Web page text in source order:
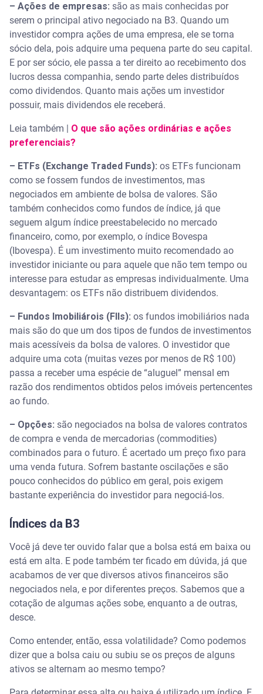
– Ações de empresas: são as mais conhecidas por
serem o principal ativo negociado na B3. Quando um
investidor compra ações de uma empresa, ele se torna
sócio dela, pois adquire uma pequena parte do seu capital.
E por ser sócio, ele passa a ter direito ao recebimento dos
lucros dessa companhia, sendo parte deles distribuídos
como dividendos. Quanto mais ações um investidor
possuir, mais dividendos ele receberá.
Leia também | O que são ações ordinárias e ações
preferenciais?
– ETFs (Exchange Traded Funds): os ETFs funcionam
como se fossem fundos de investimentos, mas
negociados em ambiente de bolsa de valores. São
também conhecidos como fundos de índice, já que
seguem algum índice preestabelecido no mercado
financeiro, como, por exemplo, o índice Bovespa
(Ibovespa). É um investimento muito recomendado ao
investidor iniciante ou para aquele que não tem tempo ou
interesse para estudar as empresas individualmente. Uma
desvantagem: os ETFs não distribuem dividendos.
– Fundos Imobiliárois (FIIs): os fundos imobiliários nada
mais são do que um dos tipos de fundos de investimentos
mais acessíveis da bolsa de valores. O investidor que
adquire uma cota (muitas vezes por menos de R$ 100)
passa a receber uma espécie de “aluguel” mensal em
razão dos rendimentos obtidos pelos imóveis pertencentes
ao fundo.
– Opções: são negociados na bolsa de valores contratos
de compra e venda de mercadorias (commodities)
combinados para o futuro. É acertado um preço fixo para
uma venda futura. Sofrem bastante oscilações e são
pouco conhecidos do público em geral, pois exigem
bastante experiência do investidor para negociá-los.
Índices da B3
Você já deve ter ouvido falar que a bolsa está em baixa ou
está em alta. E pode também ter ficado em dúvida, já que
acabamos de ver que diversos ativos financeiros são
negociados nela, e por diferentes preços. Sabemos que a
cotação de algumas ações sobe, enquanto a de outras,
desce.
Como entender, então, essa volatilidade? Como podemos
dizer que a bolsa caiu ou subiu se os preços de alguns
ativos se alternam ao mesmo tempo?